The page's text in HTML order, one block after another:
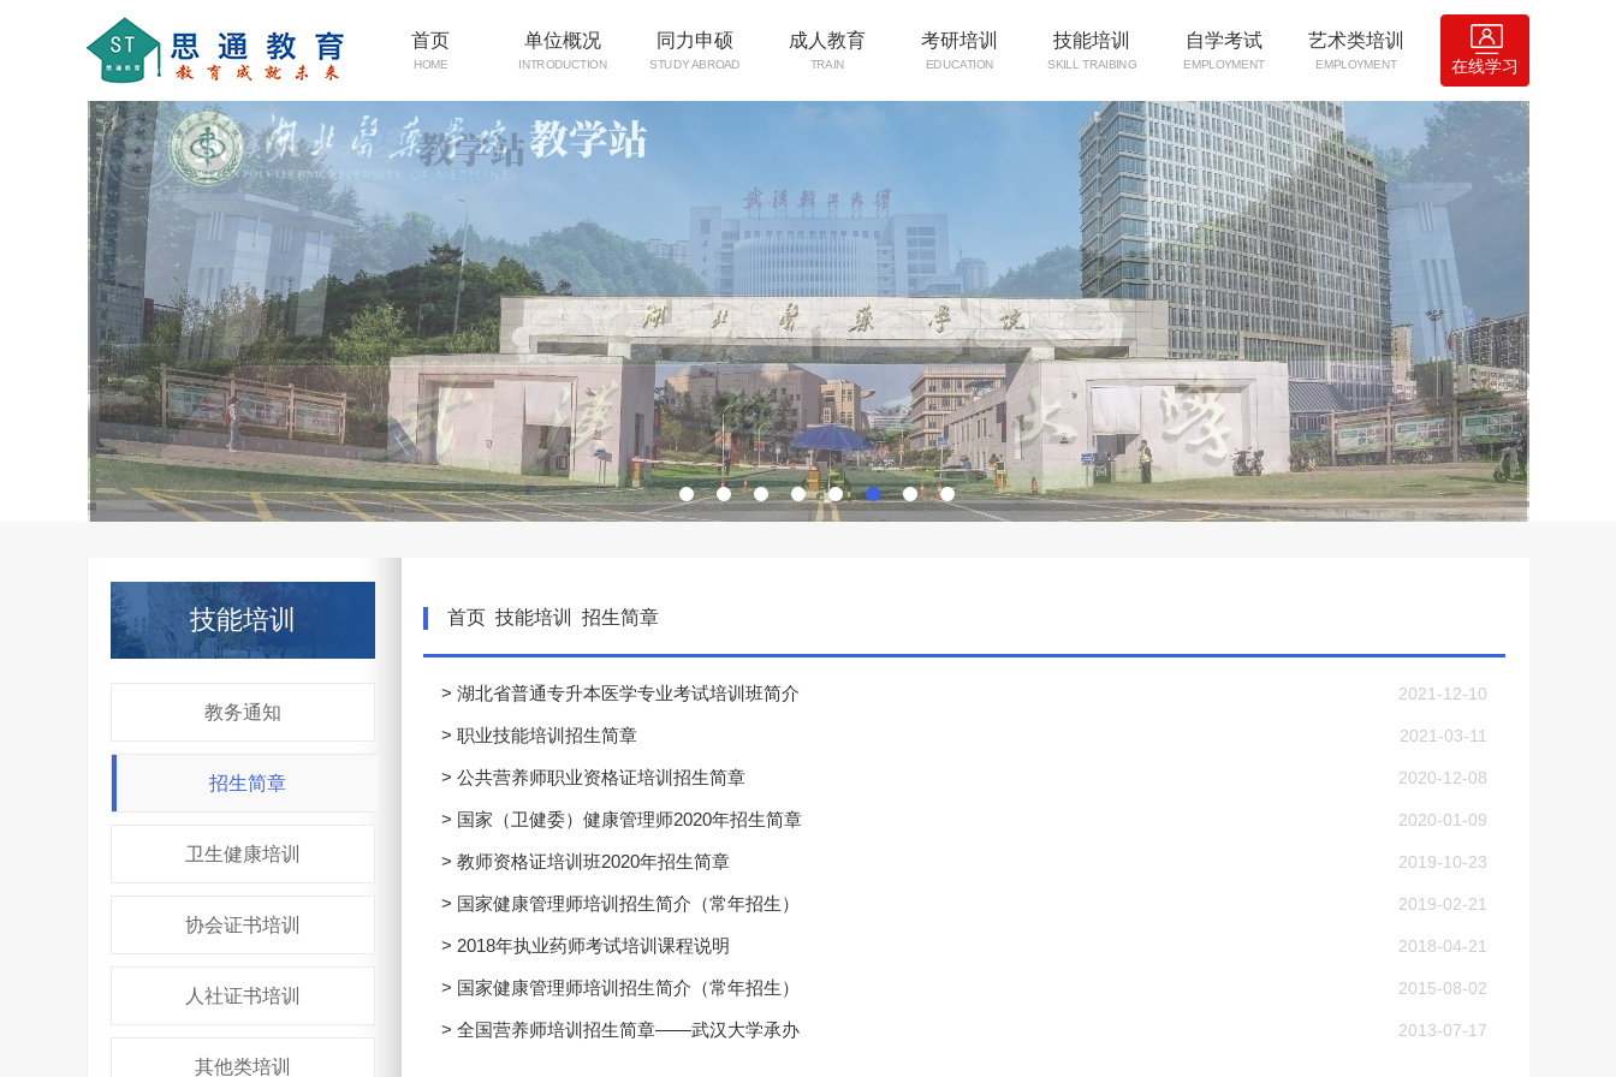
首页
HOME
单位概况
INTRODUCTION
同力申硕
STUDY ABROAD
成人教育
TRAIN
考研培训
EDUCATION
技能培训
SKILL TRAIBING
自学考试
EMPLOYMENT
艺术类培训
EMPLOYMENT 在线学习
技能培训
教务通知
招生简章
卫生健康培训
协会证书培训
人社证书培训
其他类培训
首页 技能培训 招生简章
> 湖北省普通专升本医学专业考试培训班简介 2021-12-10
> 职业技能培训招生简章 2021-03-11
> 公共营养师职业资格证培训招生简章 2020-12-08
> 国家（卫健委）健康管理师2020年招生简章 2020-01-09
> 教师资格证培训班2020年招生简章 2019-10-23
> 国家健康管理师培训招生简介（常年招生） 2019-02-21
> 2018年执业药师考试培训课程说明 2018-04-21
> 国家健康管理师培训招生简介（常年招生） 2015-08-02
> 全国营养师培训招生简章——武汉大学承办 2013-07-17